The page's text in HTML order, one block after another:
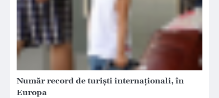
Număr record de turişti internaţionali, în
Europa